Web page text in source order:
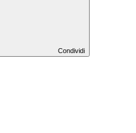
Condividi